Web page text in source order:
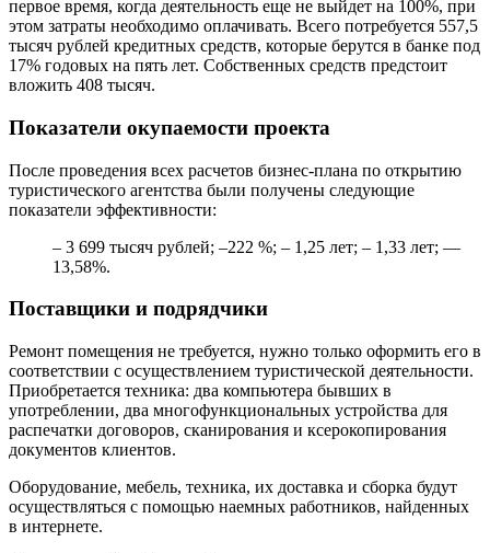
первое время, когда деятельность еще не выйдет на 100%, при
этом затраты необходимо оплачивать. Всего потребуется 557,5
тысяч рублей кредитных средств, которые берутся в банке под
17% годовых на пять лет. Собственных средств предстоит
вложить 408 тысяч.
Показатели окупаемости проекта
После проведения всех расчетов бизнес-плана по открытию
туристического агентства были получены следующие
показатели эффективности:
– 3 699 тысяч рублей; –222 %; – 1,25 лет; – 1,33 лет; —
13,58%.
Поставщики и подрядчики
Ремонт помещения не требуется, нужно только оформить его в
соответствии с осуществлением туристической деятельности.
Приобретается техника: два компьютера бывших в
употреблении, два многофункциональных устройства для
распечатки договоров, сканирования и ксерокопирования
документов клиентов.
Оборудование, мебель, техника, их доставка и сборка будут
осуществляться с помощью наемных работников, найденных
в интернете.